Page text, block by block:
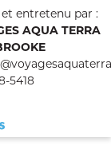
et entretenu par :
AQUA TERRA
5418